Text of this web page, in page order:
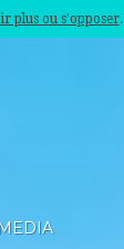
plus ou s'opposer.
MEDIA